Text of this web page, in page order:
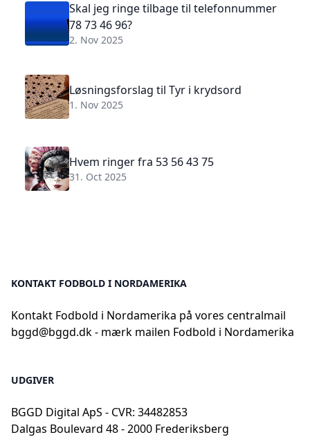
Skal jeg ringe tilbage til telefonnummer
78 73 46 96?
2. Nov 2025
Løsningsforslag til Tyr i krydsord
1. Nov 2025
Hvem ringer fra 53 56 43 75
31. Oct 2025
KONTAKT FODBOLD I NORDAMERIKA
Kontakt Fodbold i Nordamerika på vores centralmail
bggd@bggd.dk- mærk mailen Fodbold i Nordamerika
UDGIVER
BGGD Digital ApS - CVR: 34482853
Dalgas Boulevard 48 - 2000 Frederiksberg